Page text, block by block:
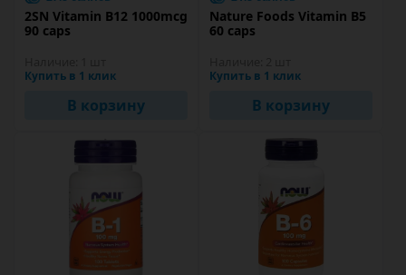
2SN Vitamin B12 1000mcg
90 caps
Купить в 1 клик
В корзину
Nature Foods Vitamin B5
60 caps
Купить в 1 клик
В корзину